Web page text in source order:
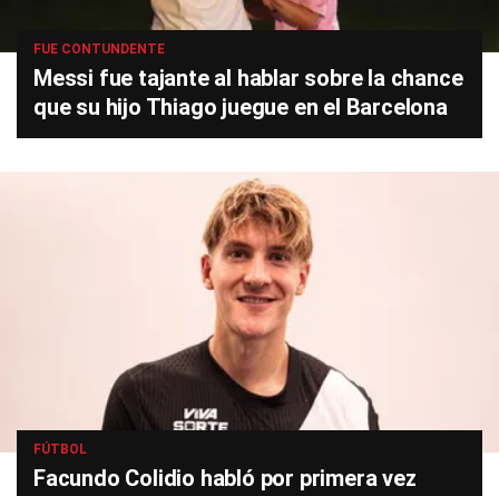
FUE CONTUNDENTE
Messi fue tajante al hablar sobre la chance
que su hijo Thiago juegue en el Barcelona
FÚTBOL
Facundo Colidio habló por primera vez